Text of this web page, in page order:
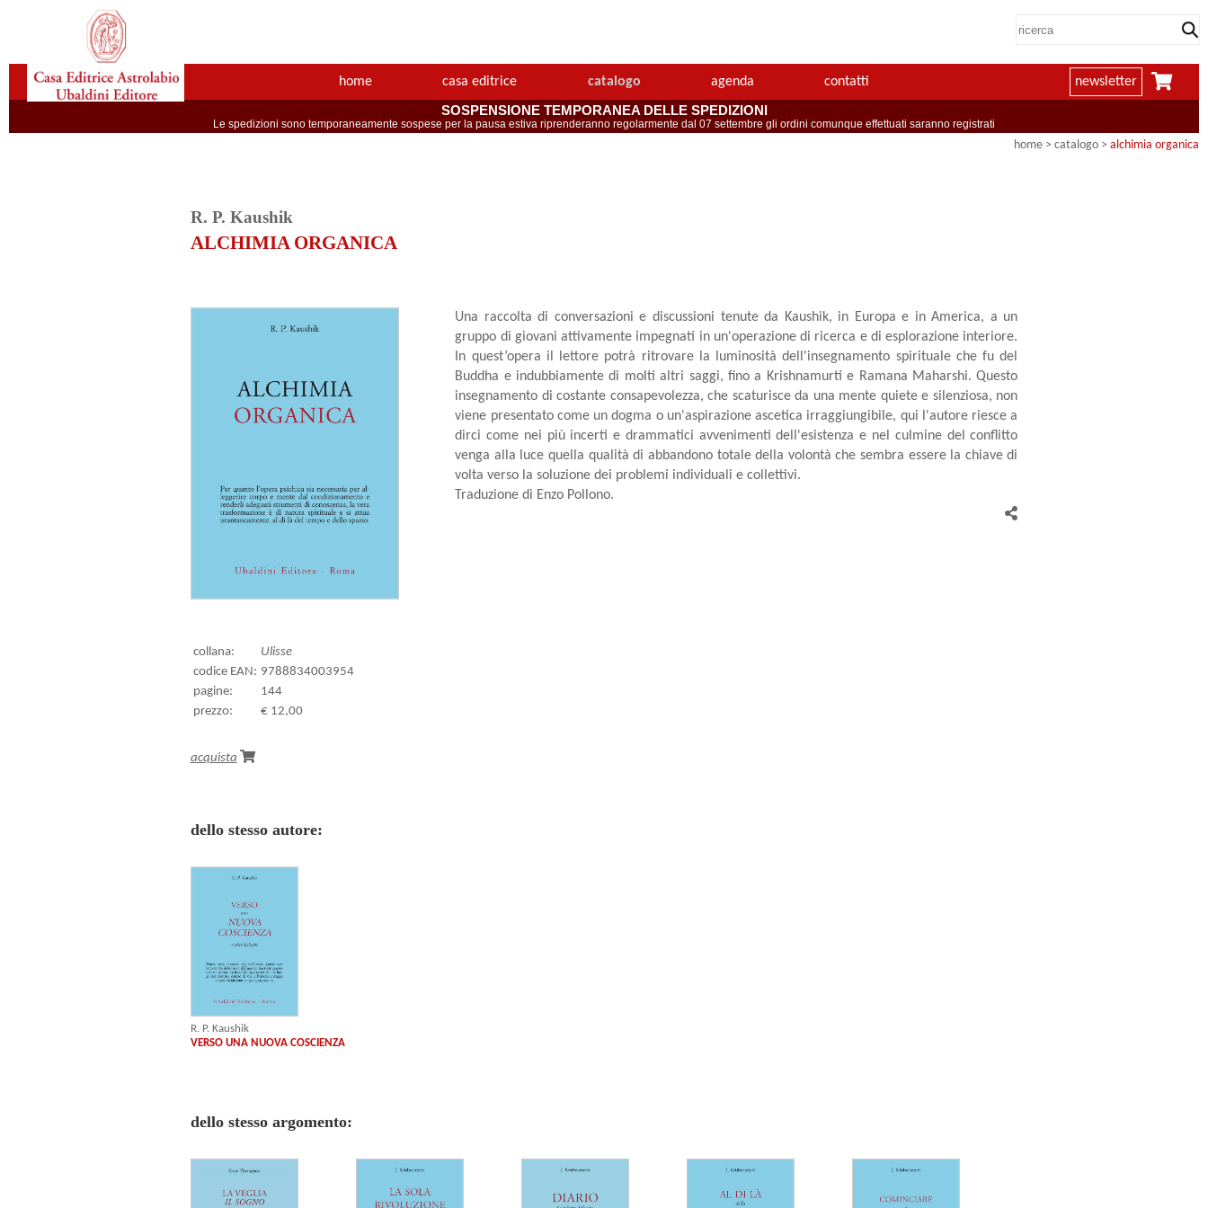
home casa editrice catalogo agenda contatti newsletter
SOSPENSIONE TEMPORANEA DELLE SPEDIZIONI
Le spedizioni sono temporaneamente sospese per la pausa estiva riprenderanno regolarmente dal 07 settembre gli ordini comunque effettuati saranno registrati
home > catalogo > alchimia organica
R. P. Kaushik
ALCHIMIA ORGANICA
Una raccolta di conversazioni e discussioni tenute da Kaushik, in Europa e in America, a un
gruppo di giovani attivamente impegnati in un'operazione di ricerca e di esplorazione interiore.
In quest’opera il lettore potrà ritrovare la luminosità dell'insegnamento spirituale che fu del
Buddha e indubbiamente di molti altri saggi, fino a Krishnamurti e Ramana Maharshi. Questo
insegnamento di costante consapevolezza, che scaturisce da una mente quiete e silenziosa, non
viene presentato come un dogma o un'aspirazione ascetica irraggiungibile, qui l'autore riesce a
dirci come nei più incerti e drammatici avvenimenti dell'esistenza e nel culmine del conflitto
venga alla luce quella qualità di abbandono totale della volontà che sembra essere la chiave di
volta verso la soluzione dei problemi individuali e collettivi.
Traduzione di Enzo Pollono.
collana:
Ulisse
codice EAN: 9788834003954
pagine:
144
prezzo:
€ 12,00
acquista
dello stesso autore:
R. P. Kaushik
VERSO UNA NUOVA COSCIENZA
dello stesso argomento: